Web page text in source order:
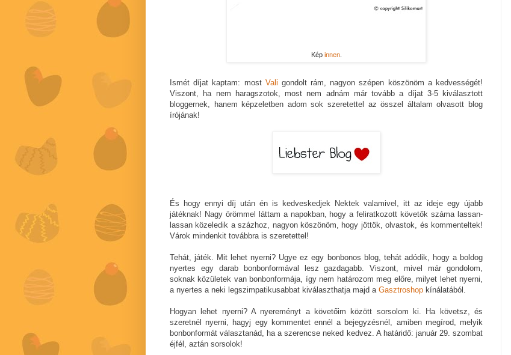
Kép innen.
Ismét díjat kaptam: most Vali gondolt rám, nagyon szépen köszönöm a kedvességét!
Viszont, ha nem haragszotok, most nem adnám már tovább a díjat 3-5 kiválasztott
bloggernek, hanem képzeletben adom sok szeretettel az összel általam olvasott blog
írójának!
És hogy ennyi díj után én is kedveskedjek Nektek valamivel, itt az ideje egy újabb
játéknak! Nagy örömmel láttam a napokban, hogy a feliratkozott követők száma lassan-
lassan közeledik a százhoz, nagyon köszönöm, hogy jöttök, olvastok, és kommenteltek!
Várok mindenkit továbbra is szeretettel!
Tehát, játék. Mit lehet nyerni? Ugye ez egy bonbonos blog, tehát adódik, hogy a boldog
nyertes egy darab bonbonformával lesz gazdagabb. Viszont, mivel már gondolom,
soknak közületek van bonbonformája, így nem határozom meg előre, milyet lehet nyerni,
a nyertes a neki legszimpatikusabbat kiválaszthatja majd a Gasztroshop kínálatából.
Hogyan lehet nyerni? A nyereményt a követőim között sorsolom ki. Ha követsz, és
szeretnél nyerni, hagyj egy kommentet ennél a bejegyzésnél, amiben megírod, melyik
bonbonformát választanád, ha a szerencse neked kedvez. A határidő: január 29. szombat
éjfél, aztán sorsolok!